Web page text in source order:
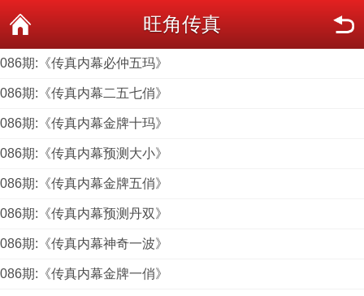
旺角传真
086期:《传真内幕必仲五玛》
086期:《传真内幕二五七俏》
086期:《传真内幕金牌十玛》
086期:《传真内幕预测大小》
086期:《传真内幕金牌五俏》
086期:《传真内幕预测丹双》
086期:《传真内幕神奇一波》
086期:《传真内幕金牌一俏》